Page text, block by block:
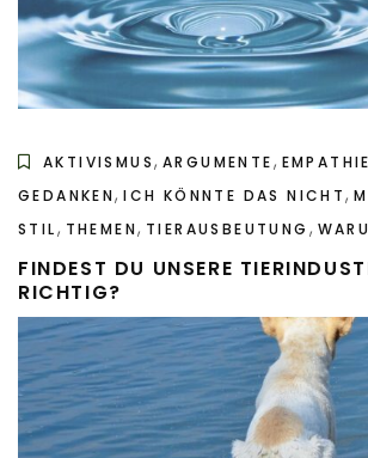
AKTIVISMUS, ARGUMENTE, EMPATHIE
GEDANKEN,ICH KÖNNTE DAS NICHT,
STIL, THEMEN, TIERAUSBEUTUNG ,
FINDEST DU UNSERE
RICHTIG?